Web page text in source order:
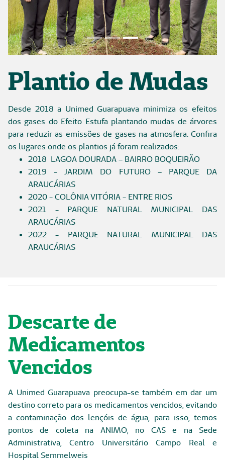
Focus first slide
Focus second slide
Focus third slide
Plantio de Mudas
Desde 2018 a Unimed Guarapuava minimiza os efeitos
dos gases do Efeito Estufa plantando mudas de árvores
para reduzir as emissões de gases na atmosfera. Confira
os lugares onde os plantios já foram realizados:
2018 LAGOA DOURADA – BAIRRO BOQUEIRÃO
2019 - JARDIM DO FUTURO – PARQUE DA
ARAUCÁRIAS
2020 - COLÔNIA VITÓRIA - ENTRE RIOS
2021 - PARQUE NATURAL MUNICIPAL DAS
ARAUCÁRIAS
2022 - PARQUE NATURAL MUNICIPAL DAS
ARAUCÁRIAS
Descarte de
Medicamentos
Vencidos
A Unimed Guarapuava preocupa-se também em dar um
destino correto para os medicamentos vencidos, evitando
a contaminação dos lençóis de água, para isso, temos
pontos de coleta na ANIMO, no CAS e na Sede
Administrativa, Centro Universitário Campo Real e
Hospital Semmelweis